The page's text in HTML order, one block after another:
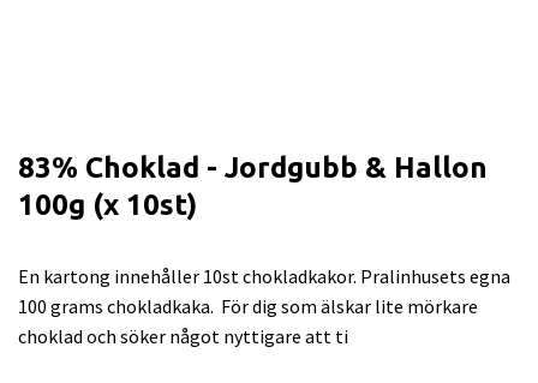
83% Choklad - Jordgubb & Hallon
100g (x 10st)
En kartong innehåller 10st chokladkakor. Pralinhusets egna
100 grams chokladkaka. För dig som älskar lite mörkare
choklad och söker något nyttigare att ti